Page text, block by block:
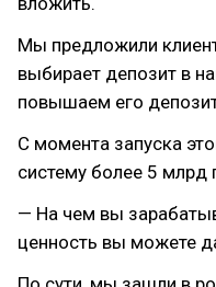
Мы предложили
выбирает депозит в
повышаем его
С момента запуска
систему более 5 млрд
— На чем вы
ценность вы можете